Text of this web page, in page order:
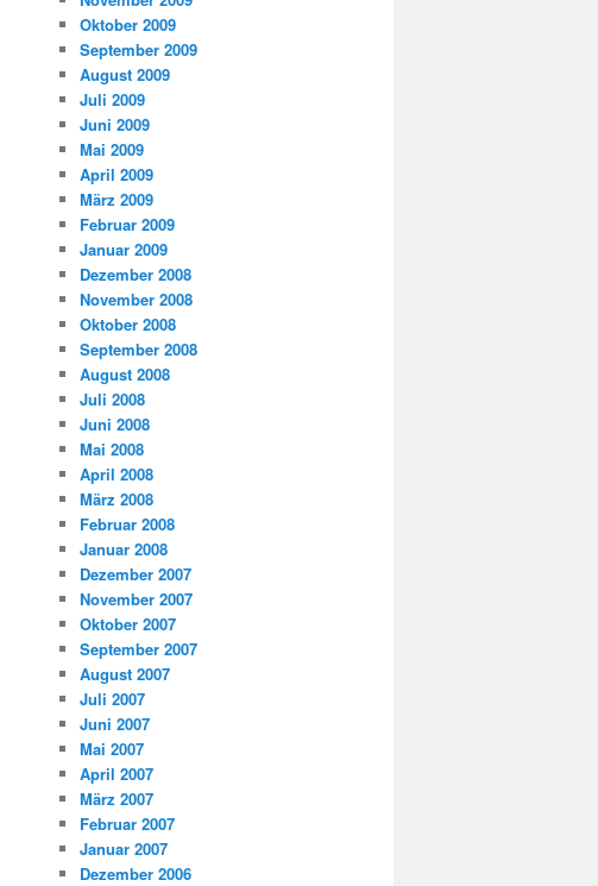
Oktober 2009
September 2009
August 2009
Juli 2009
Juni 2009
Mai 2009
April 2009
März 2009
Februar 2009
Januar 2009
Dezember 2008
November 2008
Oktober 2008
September 2008
August 2008
Juli 2008
Juni 2008
Mai 2008
April 2008
März 2008
Februar 2008
Januar 2008
Dezember 2007
November 2007
Oktober 2007
September 2007
August 2007
Juli 2007
Juni 2007
Mai 2007
April 2007
März 2007
Februar 2007
Januar 2007
Dezember 2006